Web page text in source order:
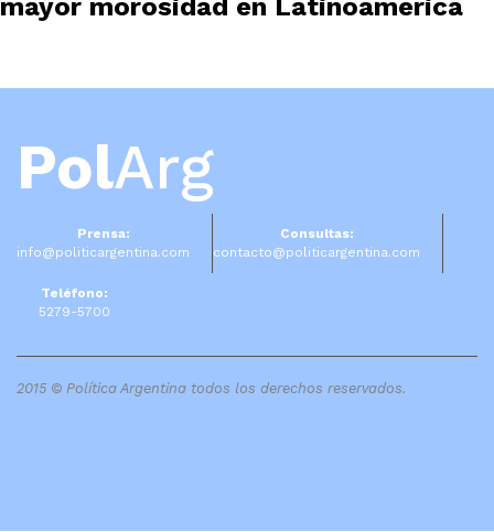
mayor morosidad en Latinoamérica
PolArg
Prensa:
info@politicargentina.com
Consultas:
contacto@politicargentina.com
Teléfono:
5279-5700
2015 © Política Argentina todos los derechos reservados.